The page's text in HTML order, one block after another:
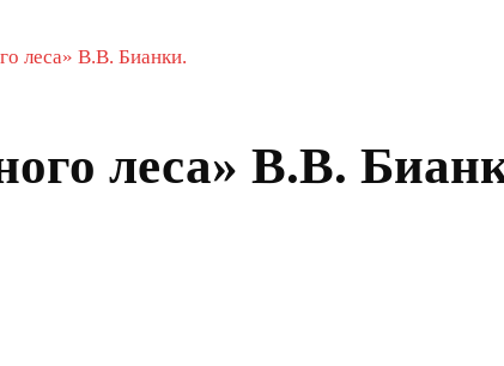
леса» В.В. Бианки.
леса» В.В.